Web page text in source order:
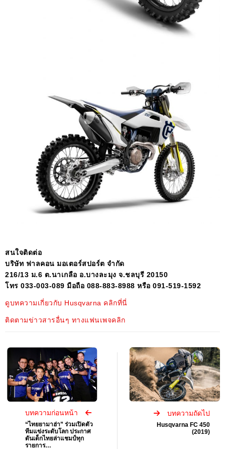
สนใจติดต่อ
บริษัท ฟาลคอน มอเตอร์สปอร์ต จำกัด
216/13 ม.6 ต.นาเกลือ อ.บางละมุง จ.ชลบุรี 20150
โทร 033-003-089 มือถือ 088-883-8988 หรือ 091-519-1592
ดูบทความเกี่ยวกับ Husqvarna คลิกที่นี่
ติดตามข่าวสารอื่นๆ ทางแฟนเพจคลิก
บทความก่อนหน้า
“ไทยยามาฮ่า” ร่วมเปิดตัว
ทีมแข่งระดับโลก ประกาศ
ดันเด็กไทยล่าแชมป์ทุก
รายการ…
บทความถัดไป
Husqvarna FC 450
(2019)